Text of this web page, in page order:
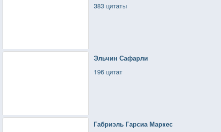
383 цитаты
Эльчин Сафарли
196 цитат
Габриэль Гарсиа Маркес